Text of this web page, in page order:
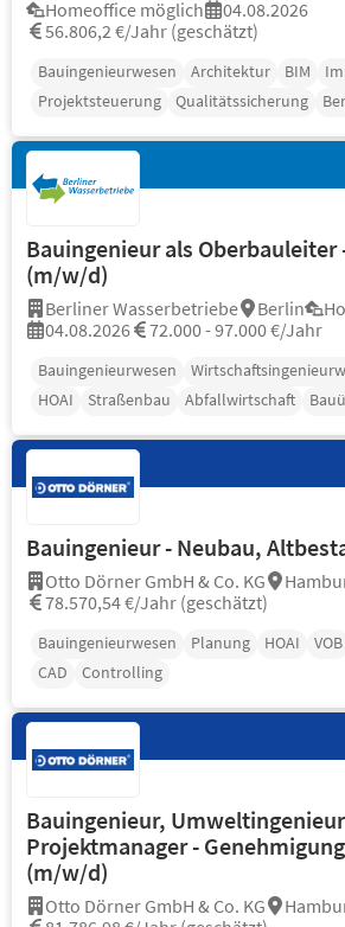
Homeoffice möglich
04.08.2026
56.806,2 €/Jahr (geschätzt)
Bauingenieurwesen Architektur BIM
Projektsteuerung
Qualitätssicherung
Bauingenieur als Oberbauleiter
(m/w/d)
Berliner Wasserbetriebe Berlin
04.08.2026
72.000 - 97.000 €/Jahr
Bauingenieurwesen
HOAI
Straßenbau Abfallwirtschaft
Bauingenieur - Neubau,
Otto Dörner GmbH & Co. KG
78.570,54 €/Jahr (geschätzt)
Bauingenieurwesen Planung HOAI VOB
CAD
Controlling
Bauingenieur,
Projektmanager -
(m/w/d)
Otto Dörner GmbH & Co. KG